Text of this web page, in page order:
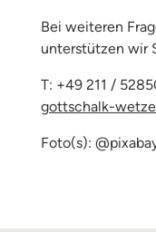
Bei weiteren
unterstützen wir
T: +49 211 /
gottschalk-
Foto(s):